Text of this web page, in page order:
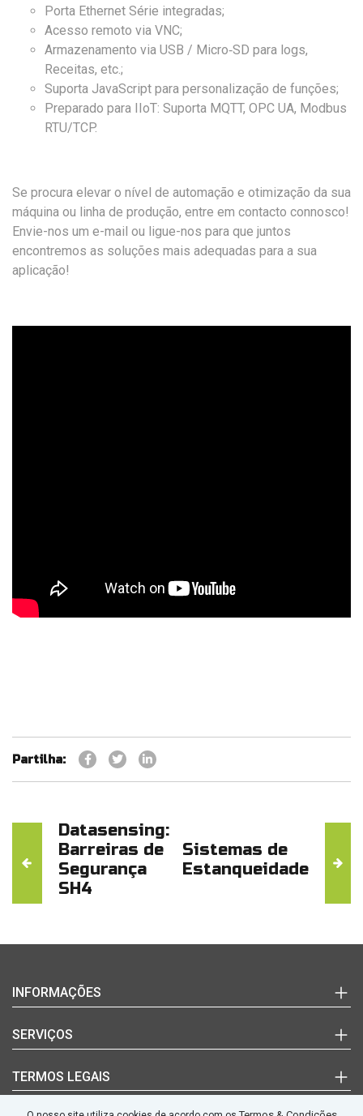
Login
(+351)
(chamada
para
Porta Ethernet Série integradas;
Acesso remoto via VNC;
Armazenamento via USB / Micro‑SD para logs,
Receitas, etc.;
Suporta JavaScript para personalização de funções;
Preparado para IIoT: Suporta MQTT, OPC UA, Modbus
RTU/TCP.
Se procura elevar o nível de automação e otimização da sua
máquina ou linha de produção, entre em contacto connosco!
Envie-nos um e-mail ou ligue-nos para que juntos
encontremos as soluções mais adequadas para a sua
aplicação!
Partilha:
Datasensing:
Barreiras de
Segurança
SH4
Sistemas de
Estanqueidade
INFORMAÇÕES
Marcas
Documentos Técnicos
Notícias
Blog
SERVIÇOS
Quem Somos
Contactos
TERMOS LEGAIS